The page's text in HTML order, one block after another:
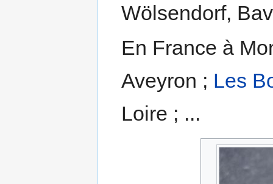
Wölsendorf,
En France à
Aveyron ; Les
Loire ; ...